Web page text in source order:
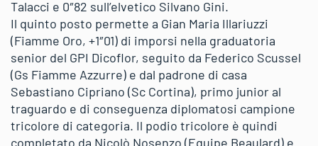
Talacci e 0″82 sull’elvetico Silvano Gini.
Il quinto posto permette a Gian Maria Illariuzzi
(Fiamme Oro, +1″01) di imporsi nella graduatoria
senior del GPI Dicoflor, seguito da Federico Scussel
(Gs Fiamme Azzurre) e dal padrone di casa
Sebastiano Cipriano (Sc Cortina), primo junior al
traguardo e di conseguenza diplomatosi campione
tricolore di categoria. Il podio tricolore è quindi
completato da Nicolò Nosenzo (Equipe Beaulard) e